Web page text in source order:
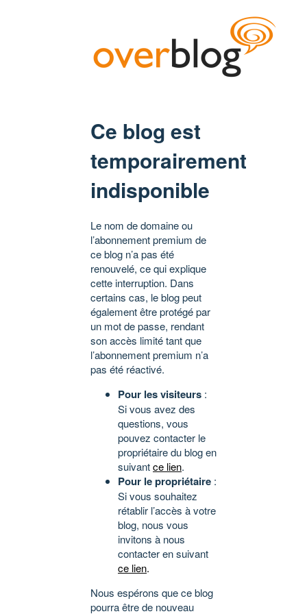
Ce blog est
temporairement
indisponible
Le nom de domaine ou
l’abonnement premium de
ce blog n’a pas été
renouvelé, ce qui explique
cette interruption. Dans
certains cas, le blog peut
également être protégé par
un mot de passe, rendant
son accès limité tant que
l’abonnement premium n’a
pas été réactivé.
Pour les visiteurs :
Si vous avez des
questions, vous
pouvez contacter le
propriétaire du blog en
suivantce lien.
Pour le propriétaire :
Si vous souhaitez
rétablir l’accès à votre
blog, nous vous
invitons à nous
contacter en suivant
ce lien.
Nous espérons que ce blog
pourra être de nouveau